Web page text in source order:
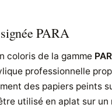
PARA
coloris de la gamme
professionnelle
des papiers peints
utilisé en aplat sur un